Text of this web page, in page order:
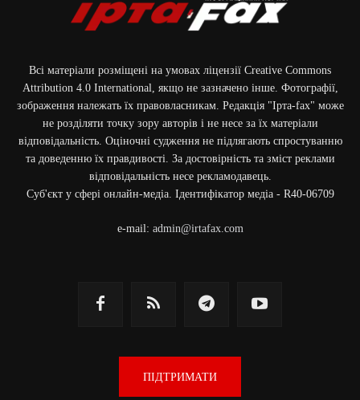
Всі матеріали розміщені на умовах ліцензії Creative Commons
Attribution 4.0 International, якщо не зазначено інше. Фотографії,
зображення належать їх правовласникам. Редакція "Ірта-fax" може
не розділяти точку зору авторів і не несе за їх матеріали
відповідальність. Оціночні судження не підлягають спростуванню
та доведенню їх правдивості. За достовірність та зміст реклами
відповідальність несе рекламодавець.
Cуб'єкт у сфері онлайн-медіа. Ідентифікатор медіа - R40-06709
e-mail: admin@irtafax.com
ПІДТРИМАТИ